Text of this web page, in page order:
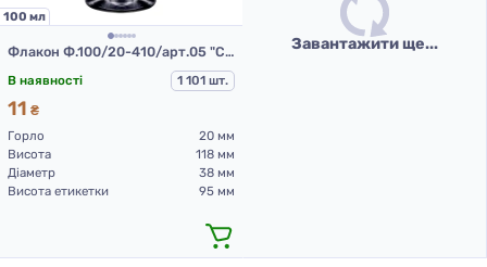
100 мл
Флакон Ф.100/20-410/арт.05 "Стелла" (прозорий)
В наявності 1 101 шт.
11 ₴
Горло
20 мм
Висота
118 мм
Діаметр
38 мм
Висота етикетки
95 мм
Завантажити ще...